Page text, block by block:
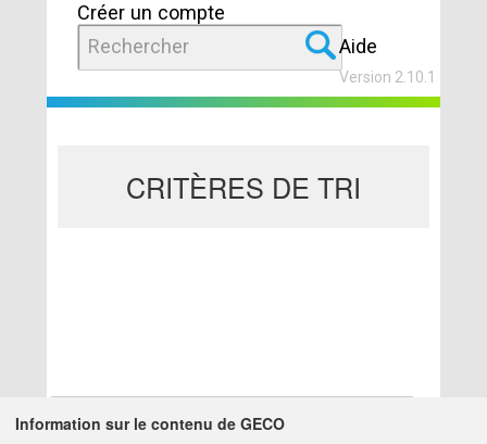
Créer un compte
Aide
Version 2.10.1
CRITÈRES DE TRI
Information sur le contenu de GECO